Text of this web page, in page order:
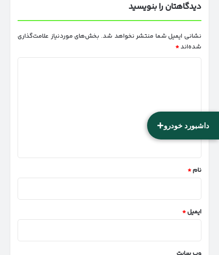
+داشبورد خودرو
دیدگاهتان را بنویسید
نشانی ایمیل شما منتشر نخواهد شد. بخش‌های موردنیاز علامت‌گذاری
شده‌اند *
ا
ه
نام*
ایمیل*